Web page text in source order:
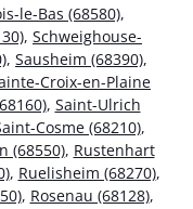
le-Bas (68580),
, Schweighouse-
, Sausheim (68390),
Croix-en-Plaine
, Saint-Ulrich
Cosme (68210),
(68550), Rustenhart
, Ruelisheim (68270),
, Rosenau (68128),